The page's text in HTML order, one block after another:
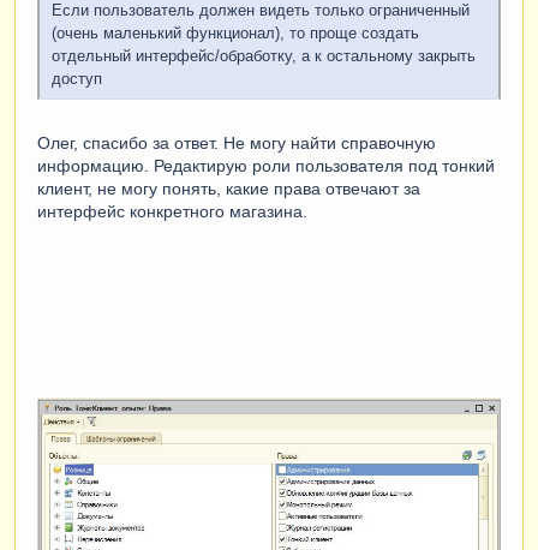
Если пользователь должен видеть только ограниченный
(очень маленький функционал), то проще создать
отдельный интерфейс/обработку, а к остальному закрыть
доступ
Олег, спасибо за ответ. Не могу найти справочную
информацию. Редактирую роли пользователя под тонкий
клиент, не могу понять, какие права отвечают за
интерфейс конкретного магазина.